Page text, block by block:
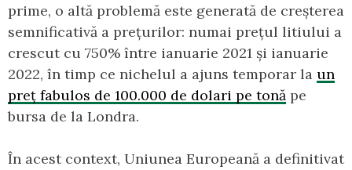
prime, o altă problemă este generată de creșterea
semnificativă a prețurilor: numai prețul litiului a
crescut cu 750% între ianuarie 2021 și ianuarie
2022, în timp ce nichelul a ajuns temporar la un
preț fabulos de 100.000 de dolari pe tonă pe
bursa de la Londra.
În acest context, Uniunea Europeană a definitivat